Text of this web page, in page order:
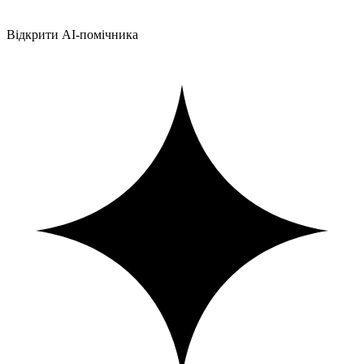
Відкрити AI-помічника